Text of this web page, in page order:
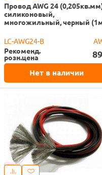
Провод AWG 24
силиконовый,
многожильный, черный
LC-AWG24-B
Рекоменд.
розн.цена 89
Нет в наличии